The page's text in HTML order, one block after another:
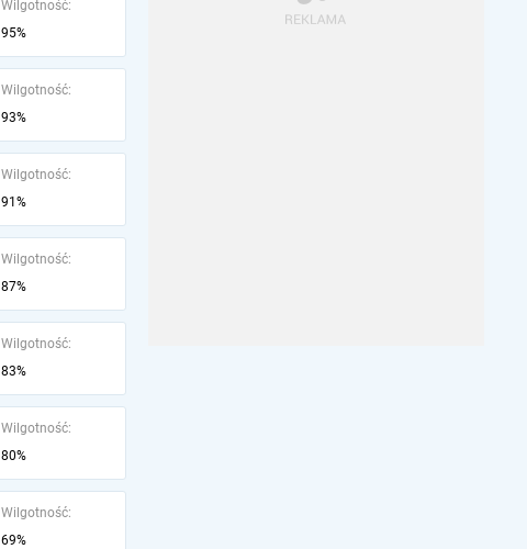
Wilgotność:
95%
Wilgotność:
93%
Wilgotność:
91%
Wilgotność:
87%
Wilgotność:
83%
Wilgotność:
80%
Wilgotność:
69%